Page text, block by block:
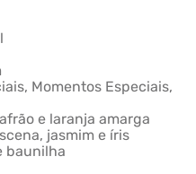
Momentos Especiais,
e laranja amarga
jasmim e íris
baunilha